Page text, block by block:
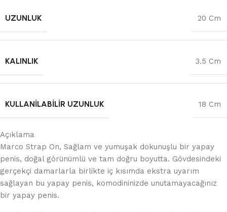
UZUNLUK 20 Cm
KALINLIK 3.5 Cm
KULLANILABILIR UZUNLUK 18 Cm
Açıklama
Marco Strap On, Sağlam ve yumuşak dokunuşlu bir yapay
penis, doğal görünümlü ve tam doğru boyutta. Gövdesindeki
gerçekçi damarlarla birlikte iç kısımda ekstra uyarım
sağlayan bu yapay penis, komodininizde unutamayacağınız
bir yapay penis.